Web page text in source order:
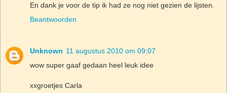
En dank je voor de tip ik had ze nog niet gezien de lijsten.
Beantwoorden
Unknown 11 augustus 2010 om 09:07
wow super gaaf gedaan heel leuk idee
xxgroetjes Carla